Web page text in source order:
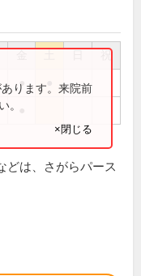
祝
●
ります。来院前
。
×閉じる
どは、さがらパース